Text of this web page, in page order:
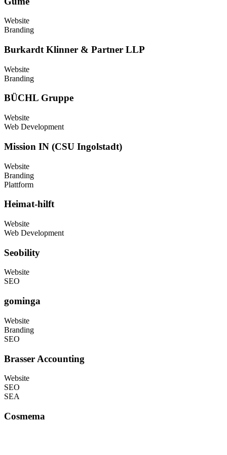
Website
Branding
Burkardt Klinner & Partner LLP
Website
Branding
BÜCHL Gruppe
Website
Web Development
Mission IN (CSU Ingolstadt)
Website
Branding
Plattform
Heimat-hilft
Website
Web Development
Seobility
Website
SEO
gominga
Website
Branding
SEO
Brasser Accounting
Website
SEO
SEA
Cosmema